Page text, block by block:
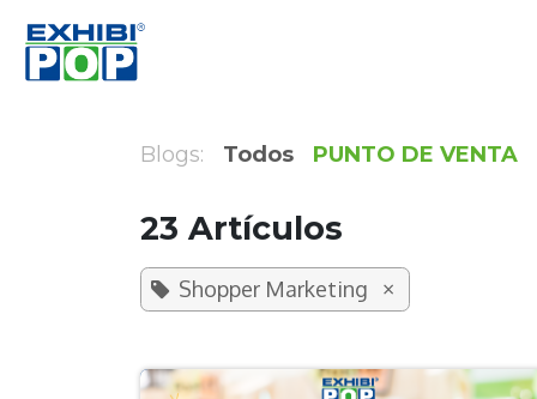
Blogs: Todos PUNTO DE VENTA
23 Artículos
Shopper Marketing ×